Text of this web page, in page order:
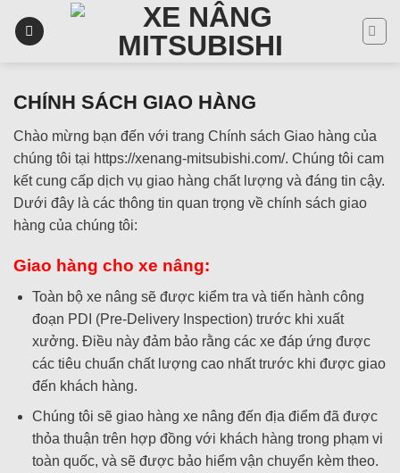
CHÍNH SÁCH GIAO HÀNG
Chào mừng bạn đến với trang Chính sách Giao hàng của
chúng tôi tại https://xenang-mitsubishi.com/. Chúng tôi cam
kết cung cấp dịch vụ giao hàng chất lượng và đáng tin cậy.
Dưới đây là các thông tin quan trọng về chính sách giao
hàng của chúng tôi:
Giao hàng cho xe nâng:
Toàn bộ xe nâng sẽ được kiểm tra và tiến hành công
đoạn PDI (Pre-Delivery Inspection) trước khi xuất
xưởng. Điều này đảm bảo rằng các xe đáp ứng được
các tiêu chuẩn chất lượng cao nhất trước khi được giao
đến khách hàng.
Chúng tôi sẽ giao hàng xe nâng đến địa điểm đã được
thỏa thuận trên hợp đồng với khách hàng trong phạm vi
toàn quốc, và sẽ được bảo hiểm vận chuyển kèm theo.